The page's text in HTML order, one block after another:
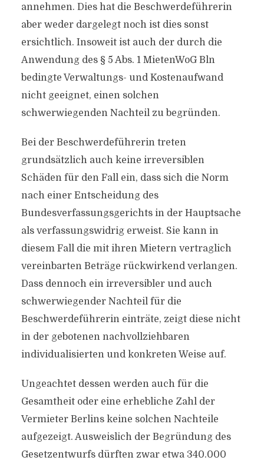
annehmen. Dies hat die Beschwerdeführerin
aber weder dargelegt noch ist dies sonst
ersichtlich. Insoweit ist auch der durch die
Anwendung des § 5 Abs. 1 MietenWoG Bln
bedingte Verwaltungs- und Kostenaufwand
nicht geeignet, einen solchen
schwerwiegenden Nachteil zu begründen.
Bei der Beschwerdeführerin treten
grundsätzlich auch keine irreversiblen
Schäden für den Fall ein, dass sich die Norm
nach einer Entscheidung des
Bundesverfassungsgerichts in der Hauptsache
als verfassungswidrig erweist. Sie kann in
diesem Fall die mit ihren Mietern vertraglich
vereinbarten Beträge rückwirkend verlangen.
Dass dennoch ein irreversibler und auch
schwerwiegender Nachteil für die
Beschwerdeführerin einträte, zeigt diese nicht
in der gebotenen nachvollziehbaren
individualisierten und konkreten Weise auf.
Ungeachtet dessen werden auch für die
Gesamtheit oder eine erhebliche Zahl der
Vermieter Berlins keine solchen Nachteile
aufgezeigt. Ausweislich der Begründung des
Gesetzentwurfs dürften zwar etwa 340.000